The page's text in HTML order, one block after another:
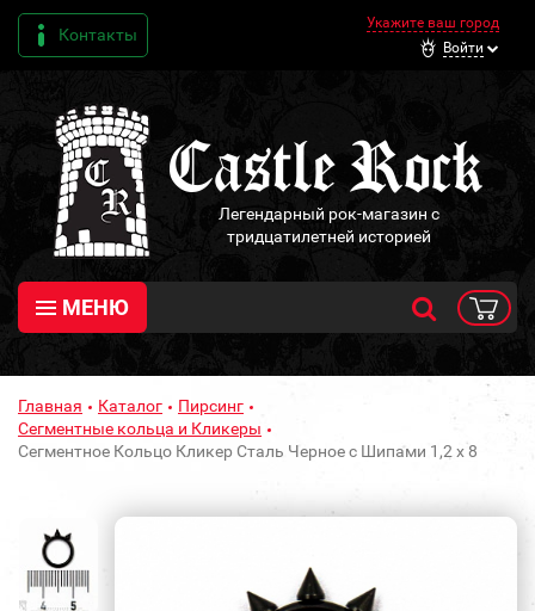
Контакты
Укажите ваш город
Войти
Легендарный рок-магазин с
тридцатилетней историей
МЕНЮ
Главная Каталог
Пирсинг
Сегментные кольца и Кликеры
Сегментное Кольцо Кликер Сталь Черное с Шипами 1,2 х 8